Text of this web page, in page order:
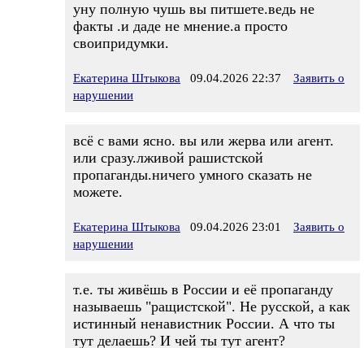
yну полную чушь вы питшете.ведь не
факты .и даде не мнение.а просто
своипридумки.
Екатерина Штыкова 09.04.2026 22:37
Заявить о
нарушении
всё с вами ясно. вы или жерва или агент.
или сразу.лживой рашистской
пропаганды.ничего умного сказать не
можете.
Екатерина Штыкова 09.04.2026 23:01
Заявить о
нарушении
т.е. ты живёшь в России и её пропаганду
называешь "ращистской". Не русской, а как
истинный ненавистник России. А что ты
тут делаешь? И чей ты тут агент?